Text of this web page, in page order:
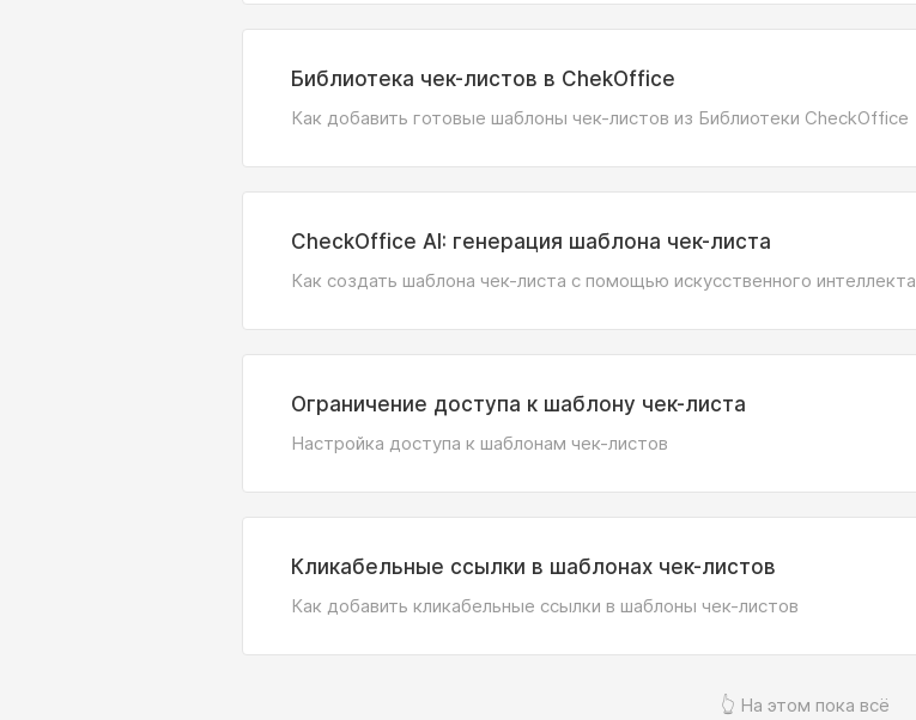
Библиотека чек-листов в ChekOffice
Как добавить готовые шаблоны чек-листов из Библиотеки CheckOffice
CheckOffice AI: генерация шаблона чек-листа
Как создать шаблона чек-листа с помощью искусственного интеллекта
Ограничение доступа к шаблону чек-листа
Настройка доступа к шаблонам чек-листов
Кликабельные ссылки в шаблонах чек-листов
Как добавить кликабельные ссылки в шаблоны чек-листов
👆 На этом пока всё